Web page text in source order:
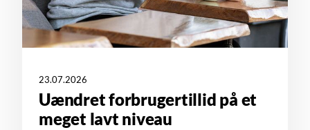
23.07.2026
Uændret forbrugertillid på et
meget lavt niveau